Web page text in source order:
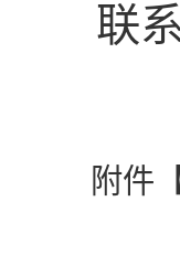
联
附件